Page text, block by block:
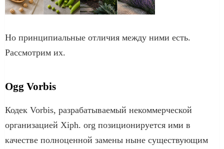
Но принципиальные отличия между ними есть.
Рассмотрим их.
Ogg Vorbis
Кодек Vorbis, разрабатываемый некоммерческой
организацией Xiph. org позиционируется ими в
качестве полноценной замены ныне существующим